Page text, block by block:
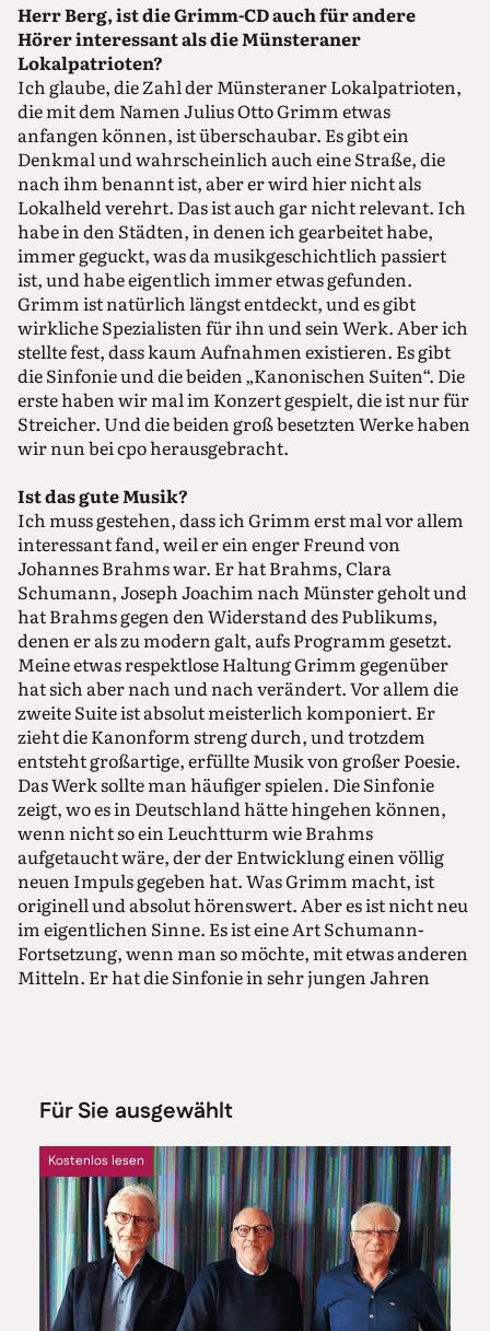
Herr Berg, ist die Grimm-CD auch für andere
Hörer inte­ressant als die Münsteraner
Lokalpatrioten?
Ich glaube, die Zahl der Münsteraner Lokalpatrioten,
die mit dem Namen Julius Otto Grimm etwas
anfangen können, ist überschaubar. Es gibt ein
Denkmal und wahrscheinlich auch eine Straße, die
nach ihm benannt ist, aber er wird hier nicht als
Lokalheld verehrt. Das ist auch gar nicht relevant. Ich
habe in den Städten, in denen ich gearbeitet habe,
immer geguckt, was da musikgeschichtlich passiert
ist, und habe eigentlich immer etwas gefunden.
Grimm ist natürlich längst entdeckt, und es gibt
wirkliche Spezialisten für ihn und sein Werk. Aber ich
stellte fest, dass kaum Aufnahmen existieren. Es gibt
die Sinfonie und die beiden „Kanonischen Suiten“. Die
erste haben wir mal im Konzert gespielt, die ist nur für
Streicher. Und die beiden groß besetzten Werke haben
wir nun bei cpo herausgebracht.
Ist das gute Musik?
Ich muss gestehen, dass ich Grimm erst mal vor allem
interessant fand, weil er ein enger Freund von
Johannes Brahms war. Er hat Brahms, Clara
Schumann, Joseph Joachim nach Münster geholt und
hat Brahms gegen den Widerstand des Publikums,
denen er als zu modern galt, aufs Programm gesetzt.
Meine etwas respektlose Haltung Grimm gegenüber
hat sich aber nach und nach verändert. Vor allem die
zweite Suite ist absolut meisterlich komponiert. Er
zieht die Kanonform streng durch, und trotzdem
entsteht großartige, erfüllte Musik von großer Poesie.
Das Werk sollte man häufiger spielen. Die Sinfonie
zeigt, wo es in Deutschland hätte hingehen können,
wenn nicht so ein Leuchtturm wie Brahms
aufgetaucht wäre, der der Entwicklung einen völlig
neuen Impuls gegeben hat. Was Grimm macht, ist
originell und absolut hörenswert. Aber es ist nicht neu
im eigentlichen Sinne. Es ist eine Art Schumann-
Fortsetzung, wenn man so möchte, mit etwas anderen
Mitteln. Er hat die Sinfonie in sehr jungen Jahren
Wo haben Sie die Musik entdeckt?
Es gibt hier in der Universitätsbibliothek und am
Musikwissenschaftlichen Institut sehr fähige und
begeisterte Musikwissenschaftler, die sich mit Grimm
beschäftigt haben. Als ich 2017 herkam, habe ich
schnell diese Kontakte gesucht, auch im Wissen
darum, dass das Sinfonieorchester Münster 2019 sein
hundertstes Jubiläum feiern würde. Ich dachte, es
müsste doch Dinge aus der Musikgeschichte geben, die
Für Sie ausgewählt
Kostenlos lesen